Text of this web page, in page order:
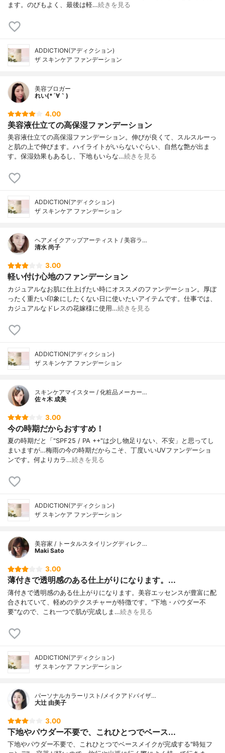
ます。のびもよく、最後は軽…続きを見る
ADDICTION(アディクション)
ザ スキンケア ファンデーション
美容ブロガー
れい(*´∀｀)
4.00
美容液仕立ての高保湿ファンデーション
美容液仕立ての高保湿ファンデーション。伸びが良くて、スルスルーっ
と肌の上で伸びます。ハイライトがいらないぐらい、自然な艶が出ま
す。保湿効果もあるし、下地もいらな…続きを見る
ADDICTION(アディクション)
ザ スキンケア ファンデーション
ヘアメイクアップアーティスト / 美容ラ…
清水 尚子
3.00
軽い付け心地のファンデーション
カジュアルなお肌に仕上げたい時にオススメのファンデーション。厚ぼ
ったく重たい印象にしたくない日に使いたいアイテムです。仕事では、
カジュアルなドレスの花嫁様に使用…続きを見る
ADDICTION(アディクション)
ザ スキンケア ファンデーション
スキンケアマイスター / 化粧品メーカー…
佐々木 成美
3.00
今の時期だからおすすめ！
夏の時期だと「"SPF25 / PA ++"は少し物足りない、不安」と思ってし
まいますが…梅雨の今の時期だからこそ、丁度いいUVファンデーショ
ンです。何よりカラ…続きを見る
ADDICTION(アディクション)
ザ スキンケア ファンデーション
美容家 / トータルスタイリングディレク…
Maki Sato
3.00
薄付きで透明感のある仕上がりになります。...
薄付きで透明感のある仕上がりになります。美容エッセンスが豊富に配
合されていて、軽めのテクスチャーが特徴です。"下地・パウダー不
要"なので、これ一つで肌が完成しま…続きを見る
ADDICTION(アディクション)
ザ スキンケア ファンデーション
パーソナルカラーリスト/メイクアドバイザ…
大辻 由美子
3.00
下地やパウダー不要で、これひとつでベース...
下地やパウダー不要で、これひとつでベースメイクが完成する"時短フ